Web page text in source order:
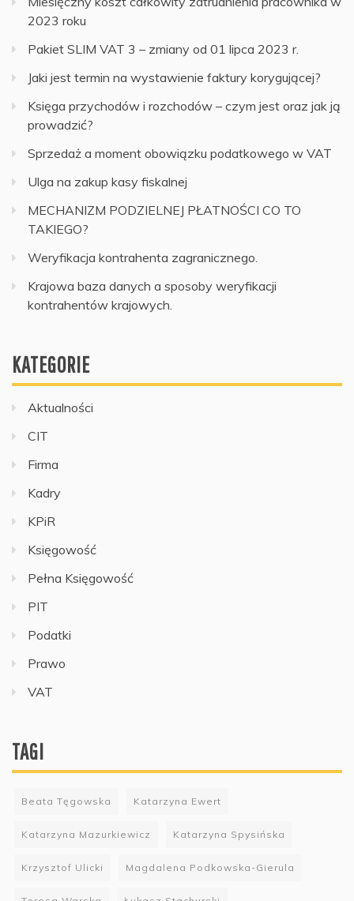
2023 roku
Pakiet SLIM VAT 3 – zmiany od 01 lipca 2023 r.
Jaki jest termin na wystawienie faktury korygującej?
Księga przychodów i rozchodów – czym jest oraz jak ją
prowadzić?
Sprzedaż a moment obowiązku podatkowego w VAT
Ulga na zakup kasy fiskalnej
MECHANIZM PODZIELNEJ PŁATNOŚCI CO TO
TAKIEGO?
Weryfikacja kontrahenta zagranicznego.
Krajowa baza danych a sposoby weryfikacji
kontrahentów krajowych.
KATEGORIE
Aktualności
CIT
Firma
Kadry
KPiR
Księgowość
Pełna Księgowość
PIT
Podatki
Prawo
VAT
TAGI
Beata Tęgowska Katarzyna Ewert
Katarzyna Mazurkiewicz Katarzyna Spysińska
Krzysztof Ulicki Magdalena Podkowska-Gierula